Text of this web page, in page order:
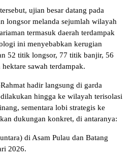
ujian besar datang pada
longsor melanda sejumlah wilayah
termasuk daerah terdampak
ini menyebabkan kerugian
52 titik longsor, 77 titik banjir, 56
sawah terdampak.
hadir langsung di garda
hingga ke wilayah terisolasi
sementara lobi strategis ke
dukungan konkret, di antaranya:
di Asam Pulau dan Batang
2026.